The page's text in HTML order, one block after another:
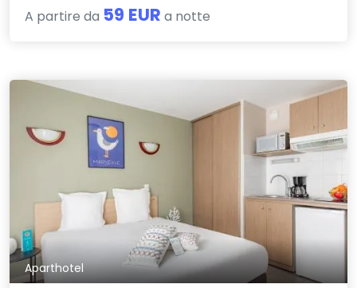
A partire da 59 EUR a notte
Aparthotel